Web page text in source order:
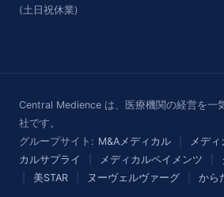
(土日祝休業)
Central Medience は、医療機関の経営を一
社です。
グループサイト: M&Aメディカル メディ
カルサプライ
メディカルペイメンツ
美STAR ヌーヴェルヴァーグ から